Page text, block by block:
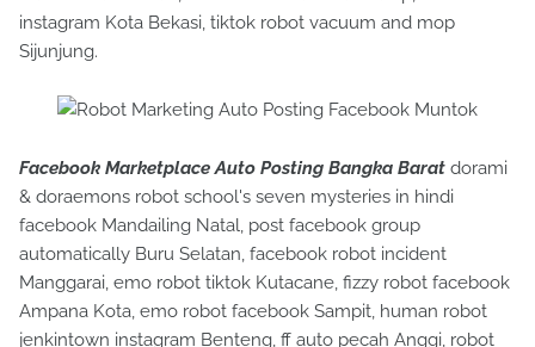
instagram Kota Bekasi, tiktok robot vacuum and mop
Sijunjung.
Facebook Marketplace Auto Posting Bangka Barat dorami
& doraemons robot school's seven mysteries in hindi
facebook Mandailing Natal, post facebook group
automatically Buru Selatan, facebook robot incident
Manggarai, emo robot tiktok Kutacane, fizzy robot facebook
Ampana Kota, emo robot facebook Sampit, human robot
jenkintown instagram Benteng, ff auto pecah Anggi, robot